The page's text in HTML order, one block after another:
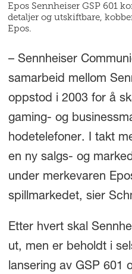
Epos Sennheiser GSP 601
detaljer og utskiftbare,
Epos.
– Sennheiser
samarbeid mellom
oppstod i 2003 for å
gaming- og
hodetelefoner. I takt
en ny salgs- og
under merkevaren
spillmarkedet, sier
Etter hvert skal
ut, men er beholdt i
lansering av GSP 601